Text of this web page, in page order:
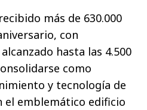
más de 630.000
con
hasta las 4.500
como
y tecnología de
el emblemático edificio